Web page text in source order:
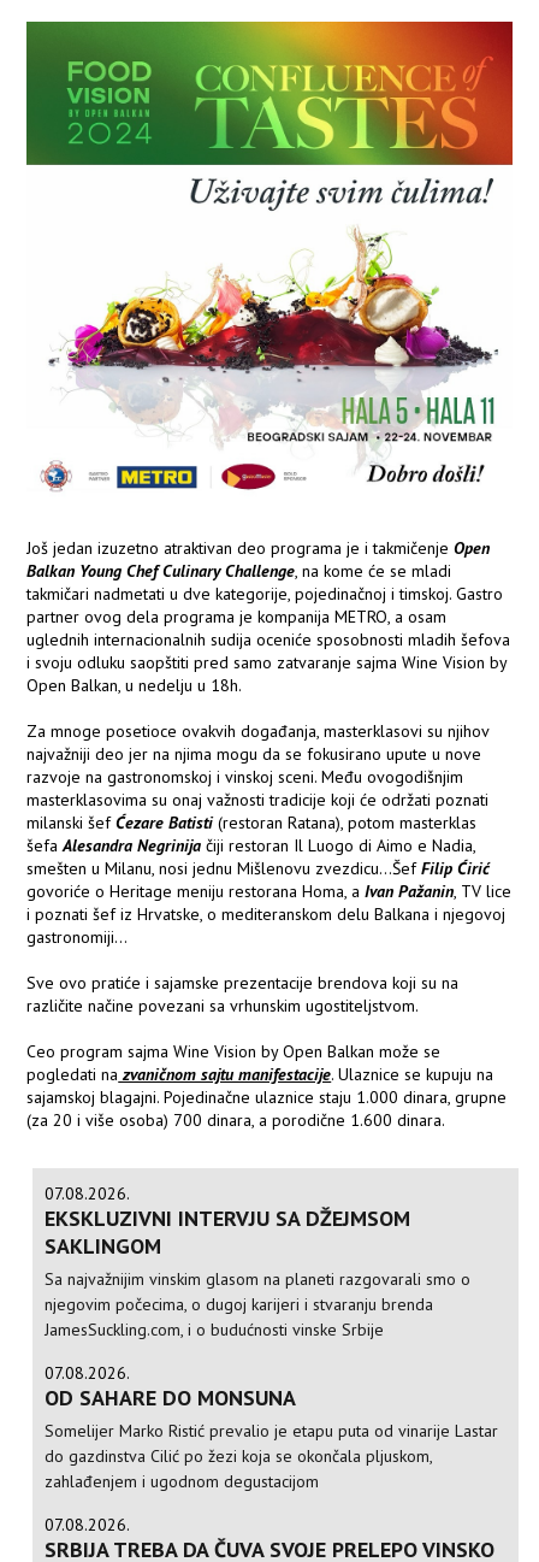
Još jedan izuzetno atraktivan deo programa je i takmičenjeOpen
Balkan Young Chef Culinary Challenge, na kome će se mladi
takmičari nadmetati u dve kategorije, pojedinačnoj i timskoj. Gastro
partner ovog dela programa je kompanija METRO, a osam
uglednih internacionalnih sudija oceniće sposobnosti mladih šefova
i svoju odluku saopštiti pred samo zatvaranje sajma Wine Vision by
Open Balkan, u nedelju u 18h.
Za mnoge posetioce ovakvih događanja, masterklasovi su njihov
najvažniji deo jer na njima mogu da se fokusirano upute u nove
razvoje na gastronomskoj i vinskoj sceni. Među ovogodišnjim
masterklasovima su onaj važnosti tradicije koji će održati poznati
milanski šefĆezare Batisti(restoran Ratana), potom masterklas
šefaAlesandra Negrinijačiji restoran Il Luogo di Aimo e Nadia,
smešten u Milanu, nosi jednu Mišlenovu zvezdicu...ŠefFilip Ćirić
govoriće o Heritage meniju restorana Homa, a Ivan Pažanin, TV lice
i poznati šef iz Hrvatske, o mediteranskom delu Balkana i njegovoj
gastronomiji...
Sve ovo pratiće i sajamske prezentacije brendova koji su na
različite načine povezani sa vrhunskim ugostiteljstvom.
Ceo program sajma Wine Vision by Open Balkan može se
pogledati na zvaničnom sajtu manifestacije. Ulaznice se kupuju na
sajamskoj blagajni. Pojedinačne ulaznice staju 1.000 dinara, grupne
(za 20 i više osoba) 700 dinara, a porodične 1.600 dinara.
07.08.2026.
EKSKLUZIVNI INTERVJU SA DŽEJMSOM
SAKLINGOM
Sa najvažnijim vinskim glasom na planeti razgovarali smo o
njegovim počecima, o dugoj karijeri i stvaranju brenda
JamesSuckling.com, i o budućnosti vinske Srbije
07.08.2026.
OD SAHARE DO MONSUNA
Somelijer Marko Ristić prevalio je etapu puta od vinarije Lastar
do gazdinstva Cilić po žezi koja se okončala pljuskom,
zahlađenjem i ugodnom degustacijom
07.08.2026.
SRBIJA TREBA DA ČUVA SVOJE PRELEPO VINSKO